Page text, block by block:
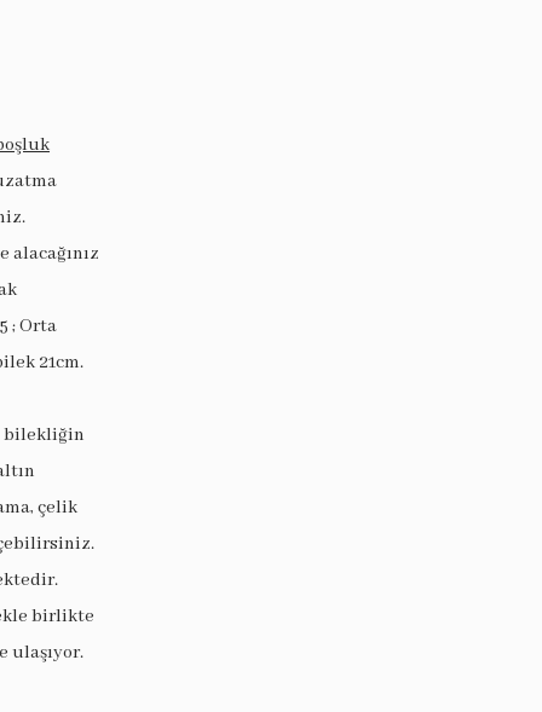
alacağınız
; Orta
21cm.
bilekliğin
çelik
birlikte
ulaşıyor.